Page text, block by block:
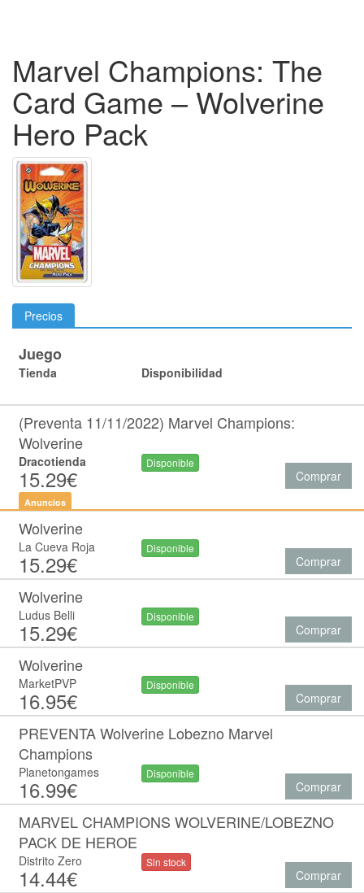
Marvel Champions: The
Card Game – Wolverine
Hero Pack
Precios
Juego
Tienda Disponibilidad
(Preventa 11/11/2022) Marvel Champions:
Wolverine
Dracotienda
15.29€
Disponible
Comprar
Anuncios
Wolverine
La Cueva Roja
15.29€
Disponible
Comprar
Wolverine
Ludus Belli
15.29€
Disponible
Comprar
Wolverine
MarketPVP
16.95€
Disponible
Comprar
PREVENTA Wolverine Lobezno Marvel
Champions
Planetongames
16.99€
Disponible
Comprar
MARVEL CHAMPIONS WOLVERINE/LOBEZNO
PACK DE HEROE
Distrito Zero
14.44€
Sin stock
Comprar